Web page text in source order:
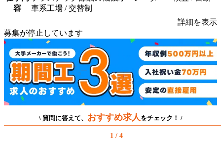
容
車系工場 / 交替制
詳細を表示
募集が停止しています
\ 質問に答えて、 おすすめ求人 をチェック！ /
1 / 4